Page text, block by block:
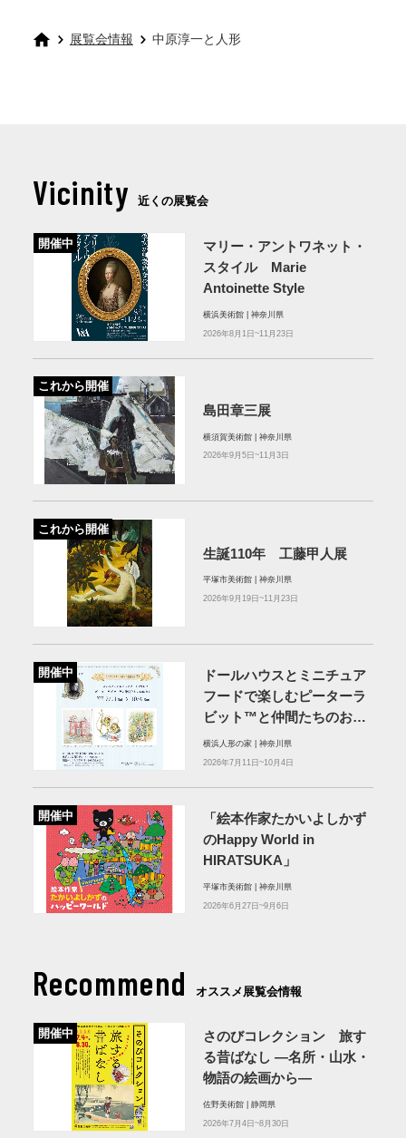
展覧会情報 中原淳一と人形
Vicinity 近くの展覧会
開催中
マリー・アントワネット・
スタイル Marie
Antoinette Style
横浜美術館 | 神奈川県
2026年8月1日~11月23日
これから開催
島田章三展
横須賀美術館 | 神奈川県
2026年9月5日~11月3日
これから開催
生誕110年 工藤甲人展
平塚市美術館 | 神奈川県
2026年9月19日~11月23日
開催中
ドールハウスとミニチュア
フードで楽しむピーターラ
ビット™と仲間たちのおは
なし
横浜人形の家 | 神奈川県
2026年7月11日~10月4日
開催中
「絵本作家たかいよしかず
のHappy World in
HIRATSUKA」
平塚市美術館 | 神奈川県
2026年6月27日~9月6日
Recommend オススメ展覧会情報
開催中
さのびコレクション 旅す
る昔ばなし ―名所・山水・
物語の絵画から―
佐野美術館 | 静岡県
2026年7月4日~8月30日